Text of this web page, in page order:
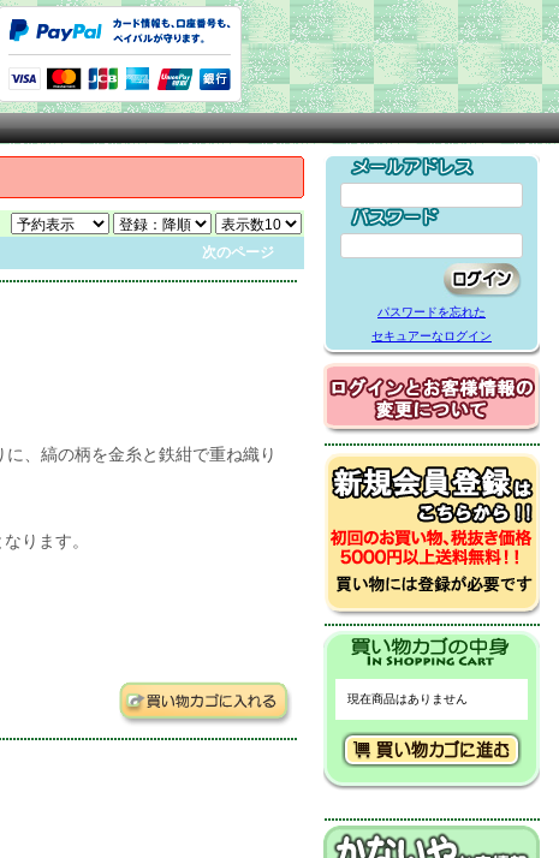
次のページ
、縞の柄を金糸と鉄紺で重ね織り
ります。
パスワードを忘れた
セキュアーなログイン
現在商品はありません